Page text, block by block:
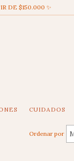
DE $150.000 ✨
CUIDADOS
Ordenar por